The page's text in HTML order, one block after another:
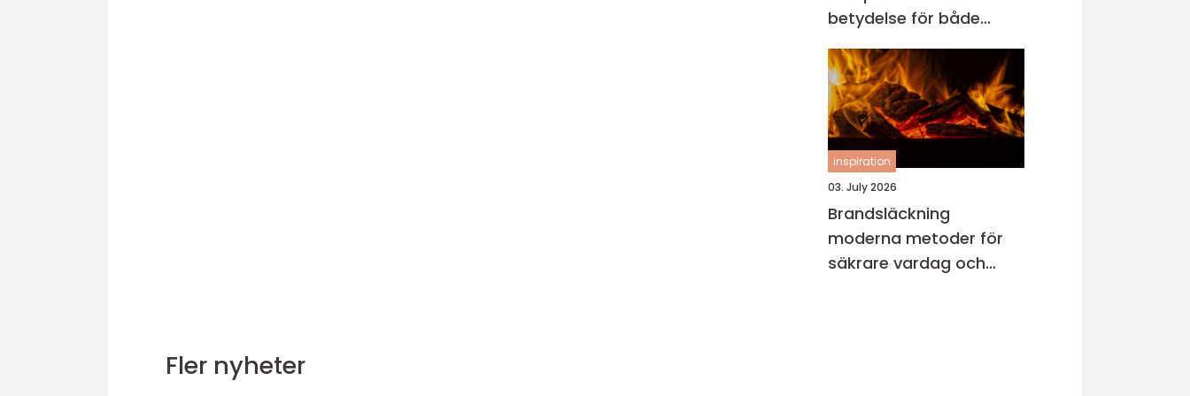
betydelse för både
motor och miljö
inspiration
03. July 2026
Brandsläckning
moderna metoder för
säkrare vardag och
Fler nyheter